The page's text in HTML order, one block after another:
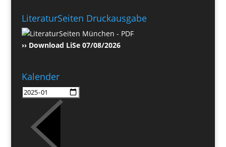
LiteraturSeiten Druckausgabe
›› Download LiSe 07/08/2026
Kalender